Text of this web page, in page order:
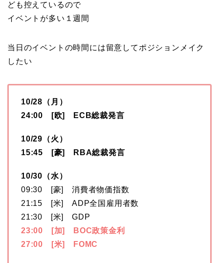
ども控えているので
イベントが多い１週間
当日のイベントの時間には留意してポジションメイク
したい
10/28（月）
24:00 [欧] ECB総裁発言
10/29（火）
15:45 [豪] RBA総裁発言
10/30（水）
09:30 [豪] 消費者物価指数
21:15 [米] ADP全国雇用者数
21:30 [米] GDP
23:00 [加] BOC政策金利
27:00 [米] FOMC